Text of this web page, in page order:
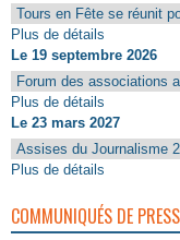
Tours en Fête se réunit
Plus de détails
Le 19 septembre 2026
Forum des associations
Plus de détails
Le 23 mars 2027
Assises du Journalisme
Plus de détails
COMMUNIQUÉS DE